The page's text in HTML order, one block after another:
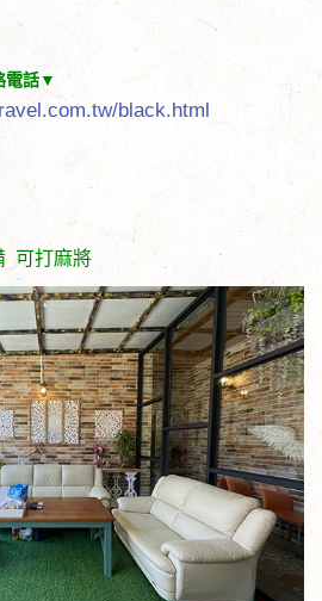
電話▼
black.html
可打麻將